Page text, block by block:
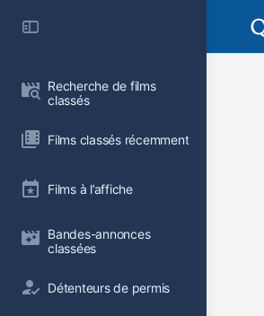
Recherche de films
classés
Films classés récemment
Films à l’affiche
Bandes-annonces
classées
Détenteurs de permis